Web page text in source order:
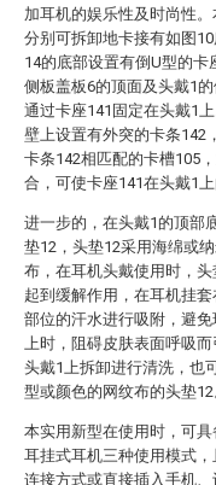
加耳机的娱乐性及时尚性
分别可拆卸地卡接有如图
14的底部设置有倒U型的
侧板盖板6的顶面及头戴1
通过卡座141固定在头戴1
壁上设置有外突的卡条142
卡条142相匹配的卡槽105
合，可使卡座141在头戴1上
进一步的，在头戴1的顶部
垫12，头垫12采用海绵或
布，在耳机头戴使用时，
起到缓解作用，在耳机挂
部位的汗水进行吸附，避
上时，阻碍皮肤表面呼吸
头戴1上拆卸进行清洗，也
型或颜色的网纹布的头垫12
本实用新型在使用时，可
耳挂式耳机三种使用模式
连接方式或直接插入手机